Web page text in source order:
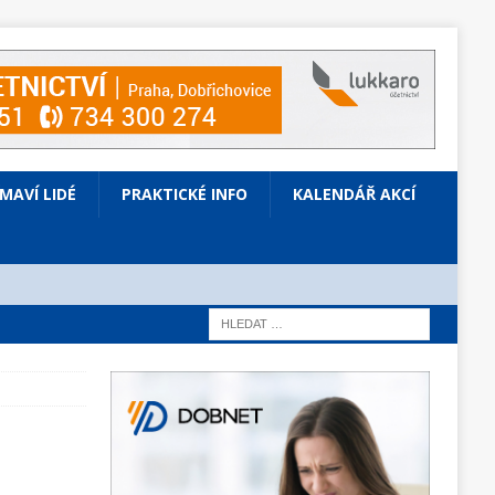
LIDÉ PRAKTICKÉ INFO KALENDÁŘ AKCÍ